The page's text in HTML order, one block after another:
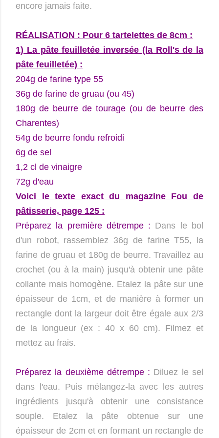
encore jamais faite.
RÉALISATION : Pour 6 tartelettes de 8cm :
1) La pâte feuilletée inversée (la Roll's de la
pâte feuilletée) :
204g de farine type 55
36g de farine de gruau (ou 45)
180g de beurre de tourage (ou de beurre des
Charentes)
54g de beurre fondu refroidi
6g de sel
1,2 cl de vinaigre
72g d'eau
Voici le texte exact du magazine Fou de
pâtisserie, page 125 :
Préparez la première détrempe : Dans le bol
d'un robot, rassemblez 36g de farine T55, la
farine de gruau et 180g de beurre. Travaillez au
crochet (ou à la main) jusqu'à obtenir une pâte
collante mais homogène. Etalez la pâte sur une
épaisseur de 1cm, et de manière à former un
rectangle dont la largeur doit être égale aux 2/3
de la longueur (ex : 40 x 60 cm). Filmez et
mettez au frais.
Préparez la deuxième détrempe : Diluez le sel
dans l'eau. Puis mélangez-la avec les autres
ingrédients jusqu'à obtenir une consistance
souple. Etalez la pâte obtenue sur une
épaisseur de 2cm et en formant un rectangle de